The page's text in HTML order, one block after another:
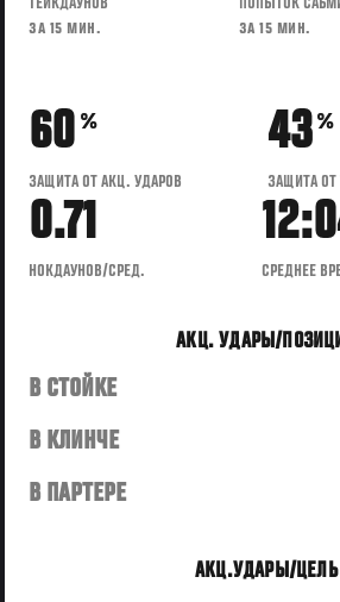
ЗА 15 МИН. ЗА 15 МИН.
60 %
ЗАЩИТА ОТ АКЦ. УДАРОВ
43 %
ЗАЩИТА ОТ
0.71
НОКДАУНОВ/СРЕД. СРЕДНЕЕ
АКЦ. УДАРЫ/
В СТОЙКЕ
В КЛИНЧЕ
В ПАРТЕРЕ
АКЦ.УДАРЫ/ЦЕЛЬ